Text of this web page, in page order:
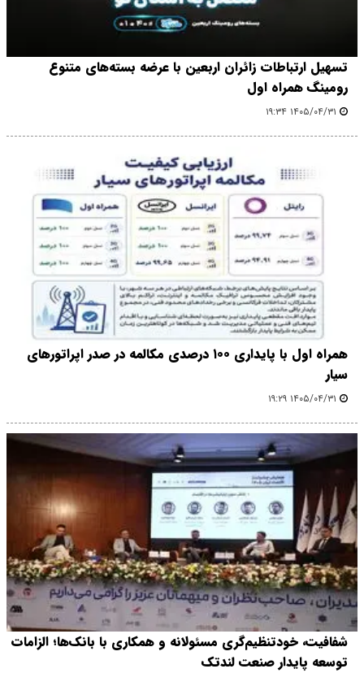
تسهیل ارتباطات زائران اربعین با عرضه بسته‌های متنوع
رومینگ همراه اول
۱۴۰۵/۰۴/۳۱ ۱۹:۳۴
همراه اول با پایداری ۱۰۰ درصدی مکالمه در صدر اپراتورهای
سیار
۱۴۰۵/۰۴/۳۱ ۱۹:۲۹
شفافیت، خودتنظیم‌گری مسئولانه و همکاری با بانک‌ها؛ الزامات
توسعه پایدار صنعت لندتک